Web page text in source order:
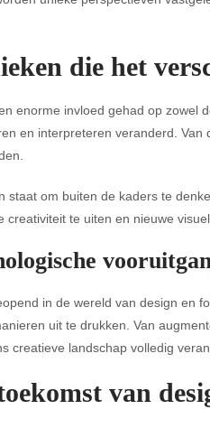
die het
enorme invloed gehad op zowel
en interpreteren veranderd. Van
staat om buiten de kaders te
te uiten en nieuwe
in de wereld van design en
uit te drukken. Van
creatieve landschap volledig
van